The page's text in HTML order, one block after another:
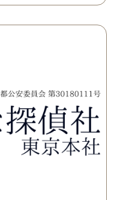
も聞いて頂き、救われる
謝しております。 私と
何かありましたらご相談
せて頂きたいと思います